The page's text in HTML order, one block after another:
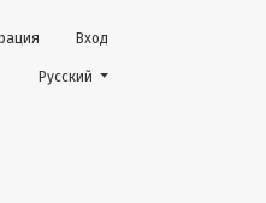
Вход
Change the language. The
Русский